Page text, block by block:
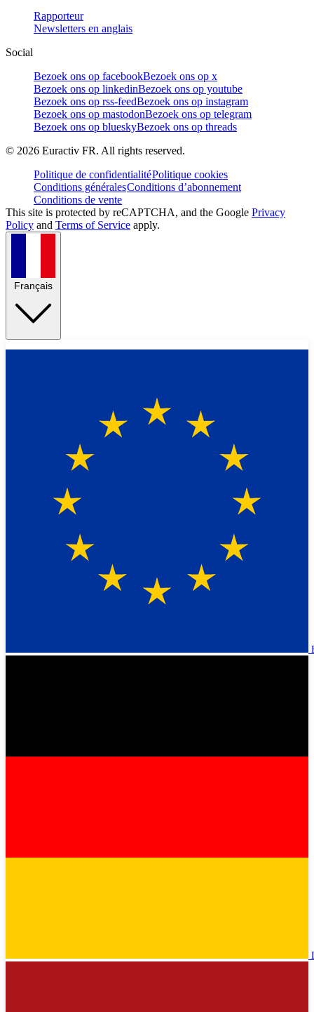
Rapporteur
Newsletters en anglais
Social
Bezoek ons op facebookBezoek ons op x
Bezoek ons op linkedinBezoek ons op youtube
Bezoek ons op rss-feedBezoek ons op instagram
Bezoek ons op mastodonBezoek ons op telegram
Bezoek ons op blueskyBezoek ons op threads
© 2026 Euractiv FR. All rights reserved.
Politique de confidentialitéPolitique cookies
Conditions généralesConditions d’abonnement
Conditions de vente
This site is protected by reCAPTCHA, and the Google Privacy
Policy and Terms of Service apply.
Français